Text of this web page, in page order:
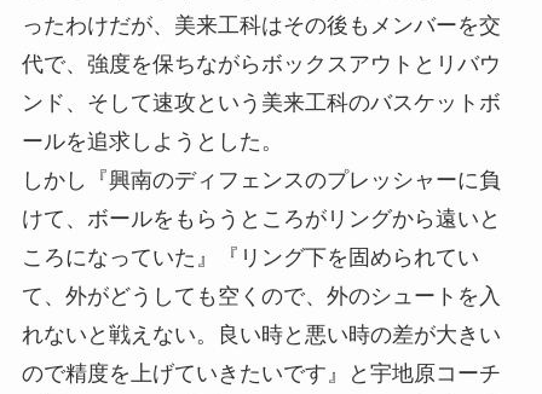
ったわけだが、美来工科はその後もメンバーを交
代で、強度を保ちながらボックスアウトとリバウ
ンド、そして速攻という美来工科のバスケットボ
ールを追求しようとした。
しかし『興南のディフェンスのプレッシャーに負
けて、ボールをもらうところがリングから遠いと
ころになっていた』『リング下を固められてい
て、外がどうしても空くので、外のシュートを入
れないと戦えない。良い時と悪い時の差が大きい
ので精度を上げていきたいです』と宇地原コーチ